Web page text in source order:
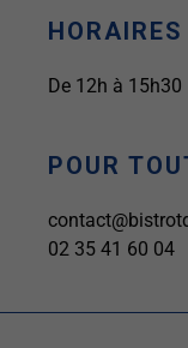
HORAIRES
De 12h à 15h30
POUR
02 35 41 60 04